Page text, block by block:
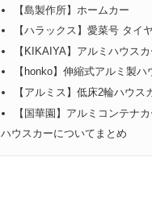
【島製作所】ホームカー
【ハラックス‎】愛菜号 タイ
【‎KIKAIYA】アルミハウス
【‎honko】伸縮式アルミ製ハ
【アルミス】低床2輪ハウス
【国華園】アルミコンテナカ
ハウスカーについてまとめ